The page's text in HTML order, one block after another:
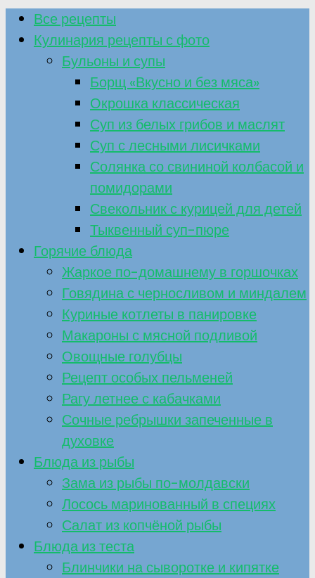
Все рецепты
Кулинария рецепты с фото
Бульоны и супы
Борщ «Вкусно и без мяса»
Окрошка классическая
Суп из белых грибов и маслят
Суп с лесными лисичками
Солянка со свининой колбасой и
помидорами
Свекольник с курицей для детей
Тыквенный суп-пюре
Горячие блюда
Жаркое по-домашнему в горшочках
Говядина с черносливом и миндалем
Куриные котлеты в панировке
Макароны с мясной подливой
Овощные голубцы
Рецепт особых пельменей
Рагу летнее с кабачками
Сочные ребрышки запеченные в
духовке
Блюда из рыбы
Зама из рыбы по-молдавски
Лосось маринованный в специях
Салат из копчёной рыбы
Блюда из теста
Блинчики на сыворотке и кипятке